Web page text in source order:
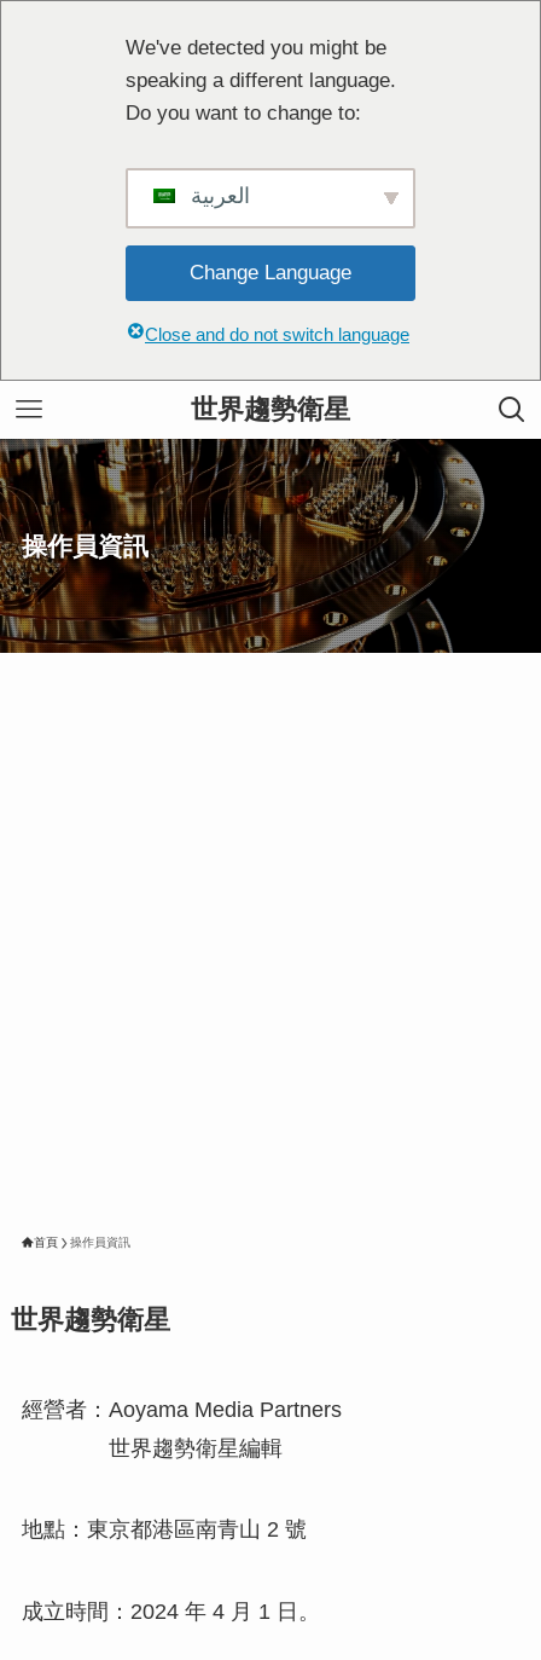
We've detected you might be
speaking a different language.
Do you want to change to:
العربية
Change Language
Close and do not switch language
世界趨勢衛星
操作員資訊
首頁 操作員資訊
世界趨勢衛星
經營者：Aoyama Media Partners
世界趨勢衛星編輯
地點：東京都港區南青山 2 號
成立時間：2024 年 4 月 1 日。